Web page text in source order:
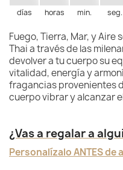
días horas min. seg.
Fuego, Tierra, Mar, y
Thai a través de las
devolver a tu cuerpo su
vitalidad, energía y
fragancias provenientes
cuerpo vibrar y alcanzar
¿Vas a regalar a
Personalízalo ANTES